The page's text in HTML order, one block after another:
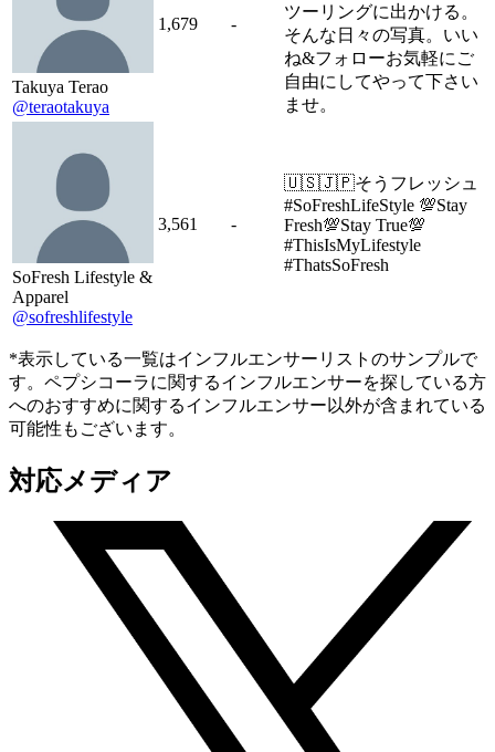
Takuya Terao
@teraotakuya
1,679 -
ツーリングに出かける。
そんな日々の写真。いい
ね&フォローお気軽にご
自由にしてやって下さい
ませ。
SoFresh Lifestyle &
Apparel
@sofreshlifestyle
3,561 -
🇺🇸🇯🇵そうフレッシュ
#SoFreshLifeStyle 💯Stay
Fresh💯Stay True💯
#ThisIsMyLifestyle
#ThatsSoFresh
*表示している一覧はインフルエンサーリストのサンプルで
す。ペプシコーラに関するインフルエンサーを探している方
へのおすすめに関するインフルエンサー以外が含まれている
可能性もございます。
対応メディア